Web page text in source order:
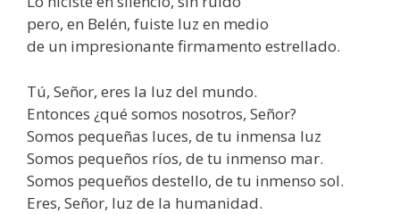
pero, en Belén, fuiste luz en medio
de un impresionante firmamento estrellado.
Tú, Señor, eres la luz del mundo.
Entonces ¿qué somos nosotros, Señor?
Somos pequeñas luces, de tu inmensa luz
Somos pequeños ríos, de tu inmenso mar.
Somos pequeños destello, de tu inmenso sol.
Eres, Señor, luz de la humanidad.